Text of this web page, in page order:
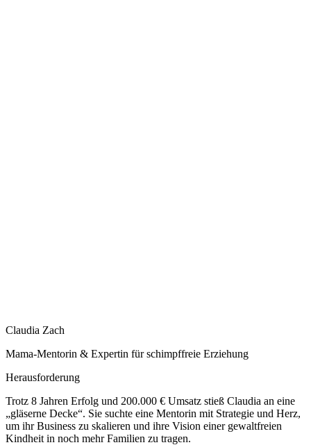
Claudia Zach
Mama-Mentorin & Expertin für schimpffreie Erziehung
Herausforderung
Trotz 8 Jahren Erfolg und 200.000 € Umsatz stieß Claudia an eine
„gläserne Decke“. Sie suchte eine Mentorin mit Strategie und Herz,
um ihr Business zu skalieren und ihre Vision einer gewaltfreien
Kindheit in noch mehr Familien zu tragen.